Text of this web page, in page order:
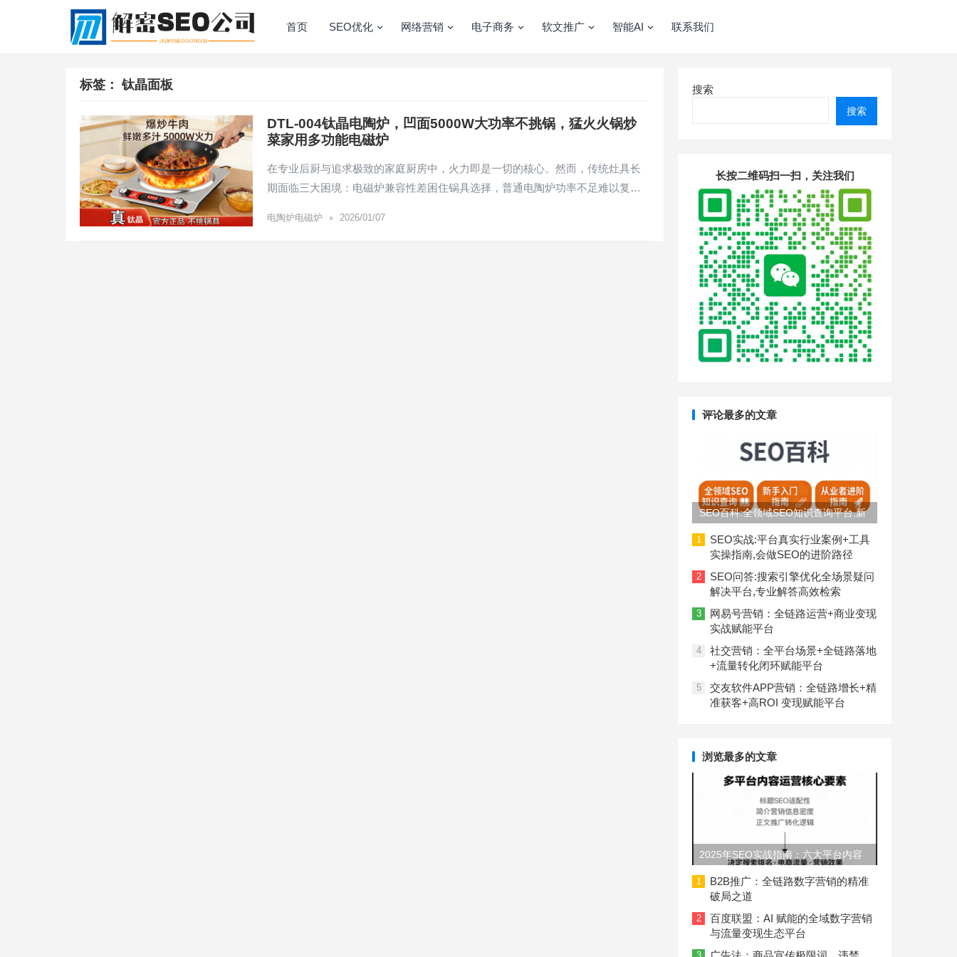
首页 SEO优化 网络营销 电子商务 软文推广 智能AI 联系我们
标签： 钛晶面板
DTL-004钛晶电陶炉，凹面5000W大功率不挑锅，猛火火锅炒
菜家用多功能电磁炉
在专业后厨与追求极致的家庭厨房中，火力即是一切的核心。然而，传统灶具长
期面临三大困境：电磁炉兼容性差困住锅具选择，普通电陶炉功率不足难以复…
电陶炉电磁炉 • 2026/01/07
搜索
搜索
长按二维码扫一扫，关注我们
评论最多的文章
SEO百科:全领域SEO知识查询平台,新
手入门到从业者进阶指南
1
SEO实战:平台真实行业案例+工具
实操指南,会做SEO的进阶路径
2
SEO问答:搜索引擎优化全场景疑问
解决平台,专业解答高效检索
3
网易号营销：全链路运营+商业变现
实战赋能平台
4
社交营销：全平台场景+全链路落地
+流量转化闭环赋能平台
5
交友软件APP营销：全链路增长+精
准获客+高ROI 变现赋能平台
浏览最多的文章
2025年SEO实战指南：六大平台内容
长度与结构规范
1
B2B推广：全链路数字营销的精准
破局之道
2
百度联盟：AI 赋能的全域数字营销
与流量变现生态平台